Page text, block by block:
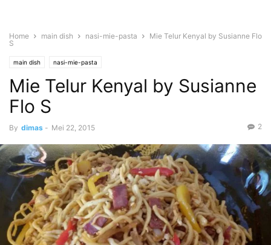
Home main dish nasi-mie-pasta
Mie Telur Kenyal by Susianne Flo
S
main dish nasi-mie-pasta
Mie Telur Kenyal by Susianne
Flo S
By dimas - Mei 22, 2015 2